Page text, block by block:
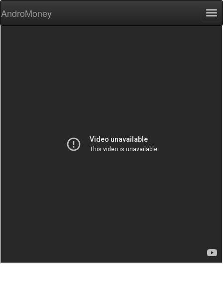
AndroMoney